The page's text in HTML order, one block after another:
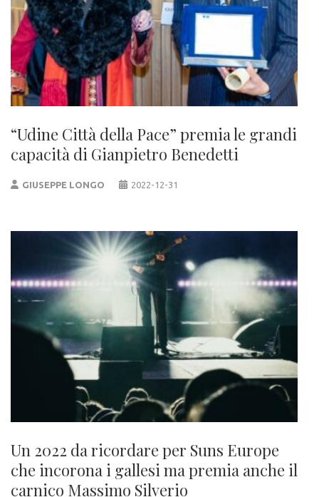
“Udine Città della Pace” premia le grandi
capacità di Gianpietro Benedetti
GIUSEPPE LONGO 2022-12-31
Un 2022 da ricordare per Suns Europe
che incorona i gallesi ma premia anche il
carnico Massimo Silverio